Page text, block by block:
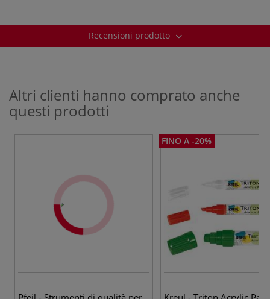
Recensioni prodotto
Altri clienti hanno comprato anche
questi prodotti
FINO A -20%